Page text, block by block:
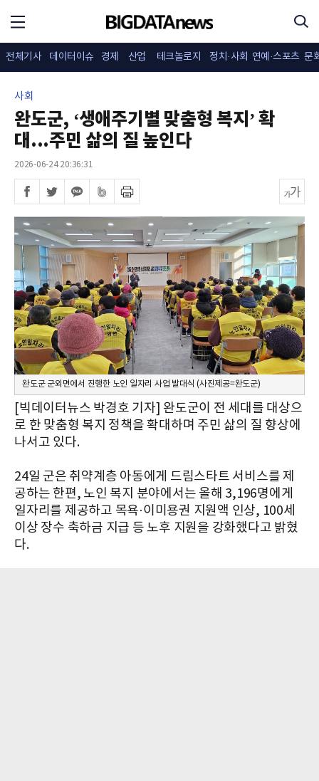
전체기사 데이터이슈 경제 산업 테크놀로지 정치·사회 연예·스포츠 문
사회
완도군, ‘생애주기별 맞춤형 복지’ 확
대...주민 삶의 질 높인다
2026-06-24 20:36:31
완도군 군외면에서 진행한 노인 일자리 사업 발대식 (사진제공=완도군)
[빅데이터뉴스 박경호 기자] 완도군이 전 세대를 대상으
로 한 맞춤형 복지 정책을 확대하며 주민 삶의 질 향상에
나서고 있다.
24일 군은 취약계층 아동에게 드림스타트 서비스를 제
공하는 한편, 노인 복지 분야에서는 올해 3,196명에게
일자리를 제공하고 목욕·이미용권 지원액 인상, 100세
이상 장수 축하금 지급 등 노후 지원을 강화했다고 밝혔
다.